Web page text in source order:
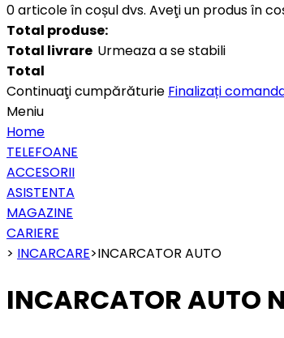
0articole în coșul dvs. Aveţi un produs în
Total produse:
Total livrare Urmeaza a se stabili
Total
Continuaţi cumpărăturie Finalizați
Meniu
Home
TELEFOANE
ACCESORII
ASISTENTA
MAGAZINE
CARIERE
> INCARCARE>INCARCATOR AUTO
INCARCATOR AUTO